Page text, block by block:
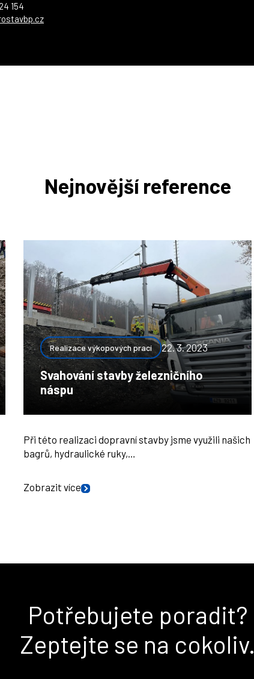
154
Nejnovější reference
Realizace výkopových prací 22. 3. 2023
Svahování stavby železničního
náspu
Při této realizaci dopravní stavby jsme využili našich
bagrů, hydraulické ruky,…
Zobrazit více
Potřebujete poradit?
Zeptejte se na cokoliv.